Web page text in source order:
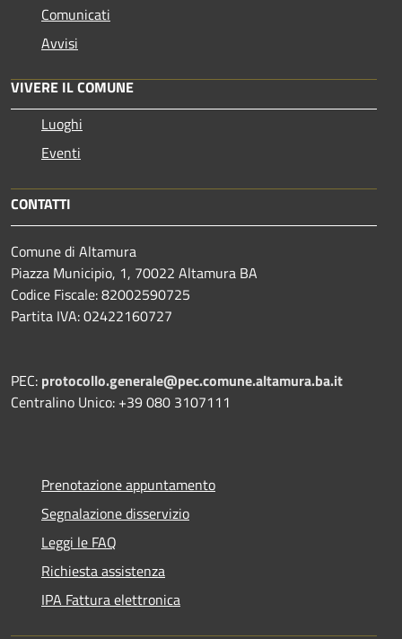
Comunicati
Avvisi
VIVERE IL COMUNE
Luoghi
Eventi
CONTATTI
Comune di Altamura
Piazza Municipio, 1, 70022 Altamura BA
Codice Fiscale: 82002590725
Partita IVA: 02422160727
PEC: protocollo.generale@pec.comune.altamura.ba.it
Centralino Unico: +39 080 3107111
Prenotazione appuntamento
Segnalazione disservizio
Leggi le FAQ
Richiesta assistenza
IPA Fattura elettronica